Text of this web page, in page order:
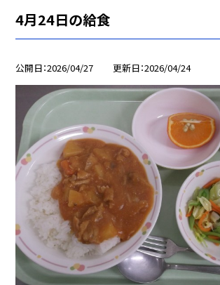
4月24日の給食
公開日 2026/04/27 更新日 2026/04/24